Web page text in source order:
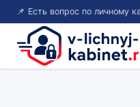
📌 Есть вопрос по личному